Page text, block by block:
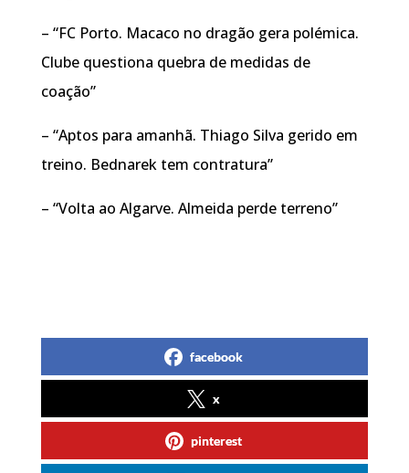
– “FC Porto. Macaco no dragão gera polémica.
Clube questiona quebra de medidas de
coação”
– “Aptos para amanhã. Thiago Silva gerido em
treino. Bednarek tem contratura”
– “Volta ao Algarve. Almeida perde terreno”
facebook
x
pinterest